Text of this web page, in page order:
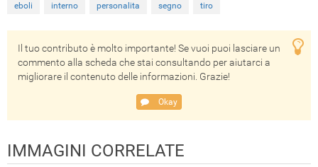
eboli interno personalita segno tiro
Il tuo contributo è molto importante! Se vuoi puoi lasciare un
commento alla scheda che stai consultando per aiutarci a
migliorare il contenuto delle informazioni. Grazie!
Okay
IMMAGINI CORRELATE